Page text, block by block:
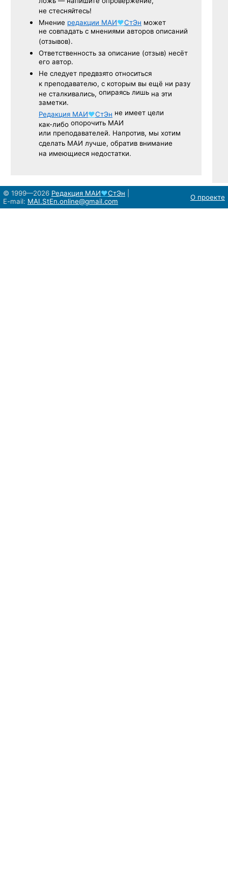
не стесняйтесь!
Мнение редакции МАИ♥СтЭн может
не совпадать с мнениями авторов описаний
(отзывов).
Ответственность за описание (отзыв) несёт
его автор.
Не следует предвзято относиться
к преподавателю, с которым вы ещё ни разу
не сталкивались, опираясь лишь на эти
заметки.
Редакция МАИ♥СтЭн не имеет цели
как-либо опорочить МАИ
или преподавателей. Напротив, мы хотим
сделать МАИ лучше, обратив внимание
на имеющиеся недостатки.
© 1999—2026 Редакция МАИ♥СтЭн
E-mail: MAI.StEn.online@gmail.com О проекте